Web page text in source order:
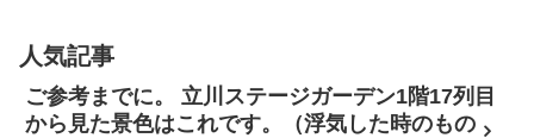
人気記事
ご参考までに。 立川ステージガーデン1階17列目
から見た景色はこれです。（浮気した時のもの